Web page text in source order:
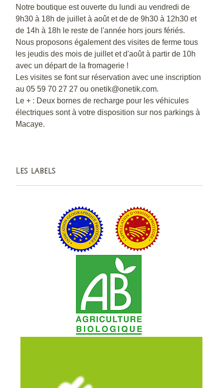
Notre boutique est ouverte du lundi au vendredi de
9h30 à 18h de juillet à août et de de 9h30 à 12h30 et
de 14h à 18h le reste de l'année hors jours fériés.
Nous proposons également des visites de ferme tous
les jeudis des mois de juillet et d'août à partir de 10h
avec un départ de la fromagerie !
Les visites se font sur réservation avec une inscription
au 05 59 70 27 27 ou onetik@onetik.com.
Le + : Deux bornes de recharge pour les véhicules
électriques sont à votre disposition sur nos parkings à
Macaye.
Les labels